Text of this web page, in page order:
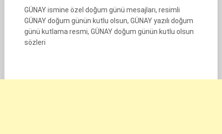
GÜNAY ismine özel doğum günü mesajları, resimli
GÜNAY doğum günün kutlu olsun, GÜNAY yazılı doğum
günü kutlama resmi, GÜNAY doğum günün kutlu olsun
sözleri